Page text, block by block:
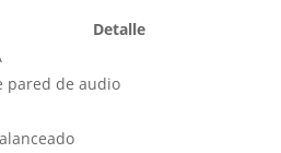
Detalle
pared de audio